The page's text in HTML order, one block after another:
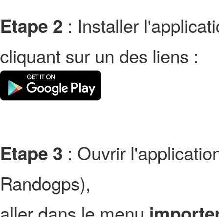
Etape 2 : Installer
cliquant sur un des liens :
Etape 3 : Ouvrir
Randogps),